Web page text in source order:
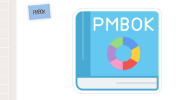
PMBOK